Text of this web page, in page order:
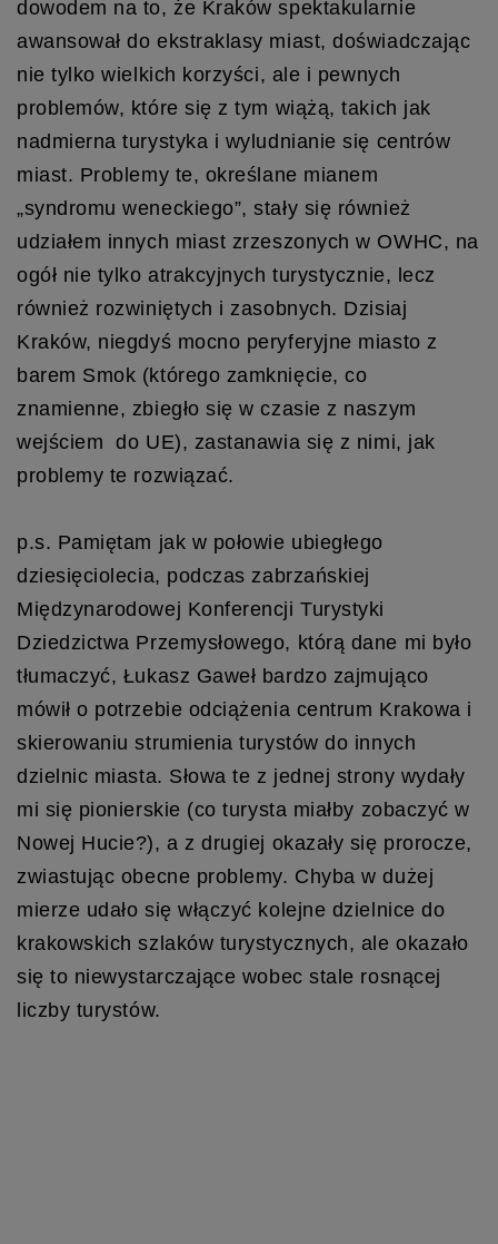
dowodem na to, że Kraków spektakularnie
awansował do ekstraklasy miast, doświadczając
nie tylko wielkich korzyści, ale i pewnych
problemów, które się z tym wiążą, takich jak
nadmierna turystyka i wyludnianie się centrów
miast. Problemy te, określane mianem
„syndromu weneckiego”, stały się również
udziałem innych miast zrzeszonych w OWHC, na
ogół nie tylko atrakcyjnych turystycznie, lecz
również rozwiniętych i zasobnych. Dzisiaj
Kraków, niegdyś mocno peryferyjne miasto z
barem Smok (którego zamknięcie, co
znamienne, zbiegło się w czasie z naszym
wejściem do UE), zastanawia się z nimi, jak
problemy te rozwiązać.
p.s. Pamiętam jak w połowie ubiegłego
dziesięciolecia, podczas zabrzańskiej
Międzynarodowej Konferencji Turystyki
Dziedzictwa Przemysłowego, którą dane mi było
tłumaczyć, Łukasz Gaweł bardzo zajmująco
mówił o potrzebie odciążenia centrum Krakowa i
skierowaniu strumienia turystów do innych
dzielnic miasta. Słowa te z jednej strony wydały
mi się pionierskie (co turysta miałby zobaczyć w
Nowej Hucie?), a z drugiej okazały się prorocze,
zwiastując obecne problemy. Chyba w dużej
mierze udało się włączyć kolejne dzielnice do
krakowskich szlaków turystycznych, ale okazało
się to niewystarczające wobec stale rosnącej
liczby turystów.